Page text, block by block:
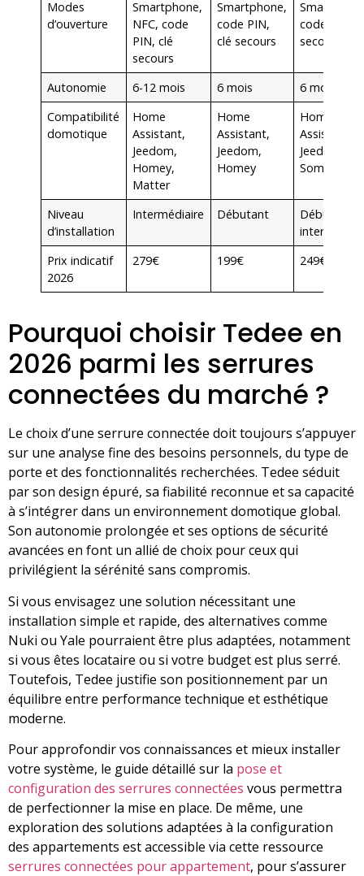
Modes
d’ouverture
Smartphone,
NFC, code
PIN, clé
secours
Smartphone,
code PIN,
clé secours
code PIN,
secours
Autonomie 6-12 mois 6 mois
6 mois
Compatibilité
domotique
Home
Assistant,
Jeedom,
Homey,
Matter
Home
Assistant,
Jeedom,
Homey
Home
Assistant,
Jeedom,
Somfy Box
Niveau
d’installation
Intermédiaire Débutant
Débutant à
Prix indicatif
2026
279€ 199€ 249€
Pourquoi choisir Tedee en
2026 parmi les serrures
connectées du marché ?
Le choix d’une serrure connectée doit toujours s’appuyer
sur une analyse fine des besoins personnels, du type de
porte et des fonctionnalités recherchées. Tedee séduit
par son design épuré, sa fiabilité reconnue et sa capacité
à s’intégrer dans un environnement domotique global.
Son autonomie prolongée et ses options de sécurité
avancées en font un allié de choix pour ceux qui
privilégient la sérénité sans compromis.
Si vous envisagez une solution nécessitant une
installation simple et rapide, des alternatives comme
Nuki ou Yale pourraient être plus adaptées, notamment
si vous êtes locataire ou si votre budget est plus serré.
Toutefois, Tedee justifie son positionnement par un
équilibre entre performance technique et esthétique
moderne.
Pour approfondir vos connaissances et mieux installer
votre système, le guide détaillé sur la pose et
configuration des serrures connectées vous permettra
de perfectionner la mise en place. De même, une
exploration des solutions adaptées à la configuration
des appartements est accessible via cette ressource
serrures connectées pour appartement, pour s’assurer